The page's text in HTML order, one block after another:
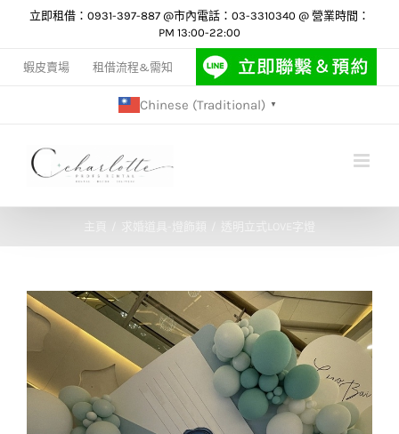
content
立即租借：0931-397-887 @市內電話：03-3310340 @ 營業時間：
PM 13:00-22:00
蝦皮賣場 租借流程&需知
Chinese (Traditional) ▼
求婚道具-燈飾類 透明立式LOVE字燈